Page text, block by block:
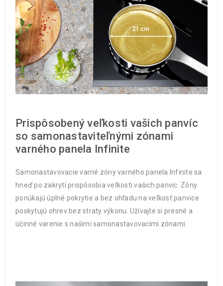
Prispôsobený veľkosti vašich panvíc
so samonastaviteľnými zónami
varného panela Infinite
Samonastavovacie varné zóny varného panela Infinite sa
hneď po zakrytí prispôsobia veľkosti vašich panvíc. Zóny
ponúkajú úplné pokrytie a bez ohľadu na veľkosť panvice
poskytujú ohrev bez straty výkonu. Užívajte si presné a
účinné varenie s našimi samonastavovacími zónami.